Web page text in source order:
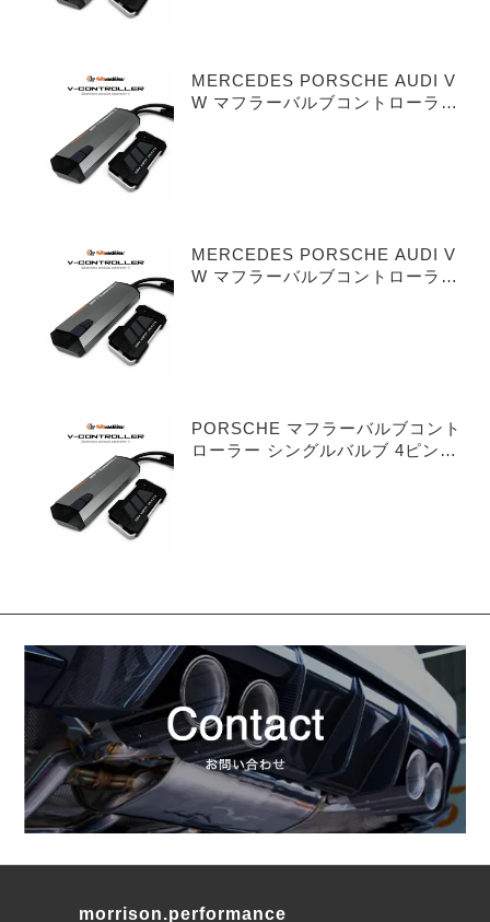
MERCEDES PORSCHE AUDI V
W マフラーバルブコントローラー
MERCEDES PORSCHE AUDI V
W マフラーバルブコントローラー
PORSCHE マフラーバルブコント
ローラー シングルバルブ 4ピンタ
morrison.performance